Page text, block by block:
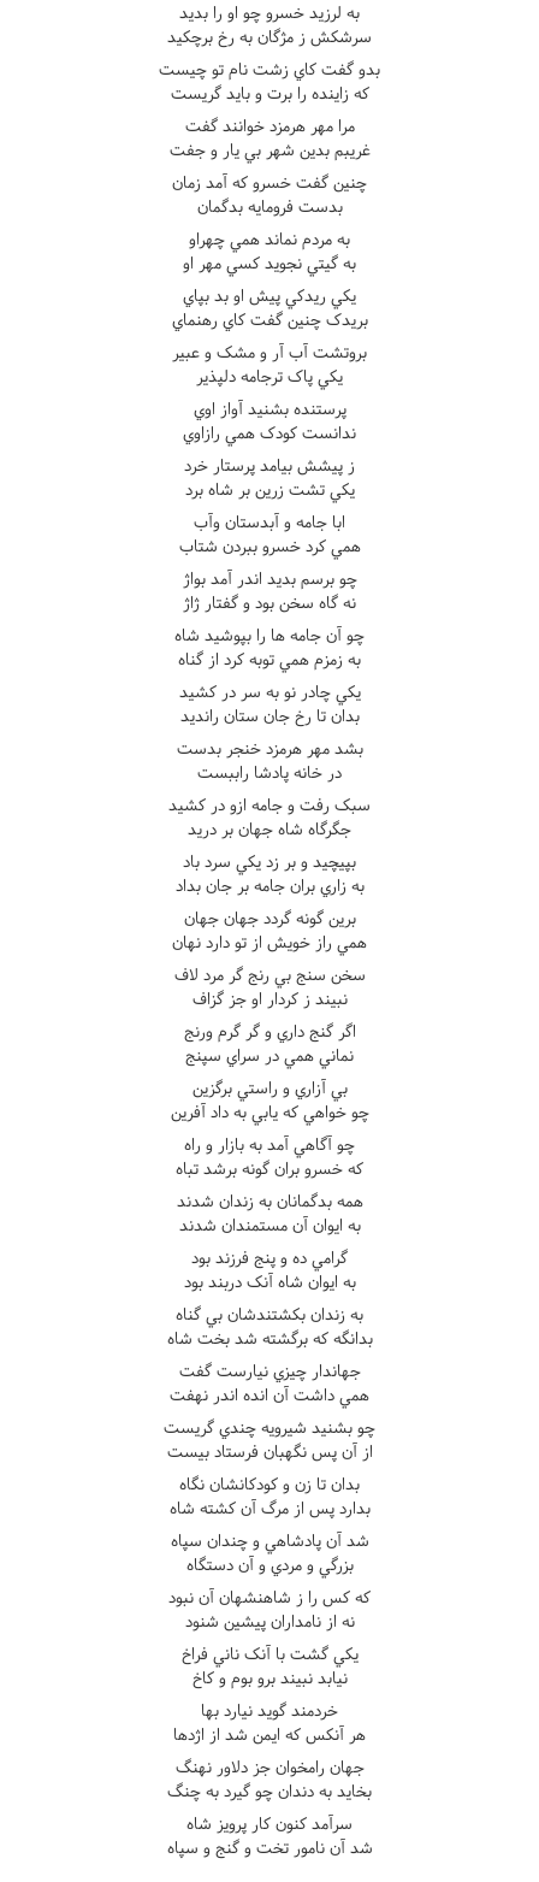
به لرزيد خسرو چو او را بديد
سرشکش ز مژگان به رخ برچکيد
بدو گفت کاي زشت نام تو چيست
که زاينده را برت و بايد گريست
مرا مهر هرمزد خوانند گفت
غريبم بدين شهر بي يار و جفت
چنين گفت خسرو که آمد زمان
بدست فرومايه بدگمان
به مردم نماند همي چهراو
به گيتي نجويد کسي مهر او
يکي ريدکي پيش او بد بپاي
بريدک چنين گفت کاي رهنماي
بروتشت آب آر و مشک و عبير
يکي پاک ترجامه دلپذير
پرستنده بشنيد آواز اوي
ندانست کودک همي رازاوي
ز پيشش بيامد پرستار خرد
يکي تشت زرين بر شاه برد
ابا جامه و آبدستان وآب
همي کرد خسرو ببردن شتاب
چو برسم بديد اندر آمد بواژ
نه گاه سخن بود و گفتار ژاژ
چو آن جامه ها را بپوشيد شاه
به زمزم همي توبه کرد از گناه
يکي چادر نو به سر در کشيد
بدان تا رخ جان ستان رانديد
بشد مهر هرمزد خنجر بدست
در خانه پادشا راببست
سبک رفت و جامه ازو در کشيد
جگرگاه شاه جهان بر دريد
بپيچيد و بر زد يکي سرد باد
به زاري بران جامه بر جان بداد
برين گونه گردد جهان جهان
همي راز خويش از تو دارد نهان
سخن سنج بي رنج گر مرد لاف
نبيند ز کردار او جز گزاف
اگر گنج داري و گر گرم ورنج
نماني همي در سراي سپنج
بي آزاري و راستي برگزين
چو خواهي که يابي به داد آفرين
چو آگاهي آمد به بازار و راه
که خسرو بران گونه برشد تباه
همه بدگمانان به زندان شدند
به ايوان آن مستمندان شدند
گرامي ده و پنج فرزند بود
به ايوان شاه آنک دربند بود
به زندان بکشتندشان بي گناه
بدانگه که برگشته شد بخت شاه
جهاندار چيزي نيارست گفت
همي داشت آن انده اندر نهفت
چو بشنيد شيرويه چندي گريست
از آن پس نگهبان فرستاد بيست
بدان تا زن و کودکانشان نگاه
بدارد پس از مرگ آن کشته شاه
شد آن پادشاهي و چندان سپاه
بزرگي و مردي و آن دستگاه
که کس را ز شاهنشهان آن نبود
نه از نامداران پيشين شنود
يکي گشت با آنک ناني فراخ
نيابد نبيند برو بوم و کاخ
خردمند گويد نيارد بها
هر آنکس که ايمن شد از اژدها
جهان رامخوان جز دلاور نهنگ
بخايد به دندان چو گيرد به چنگ
سرآمد کنون کار پرويز شاه
شد آن نامور تخت و گنج و سپاه